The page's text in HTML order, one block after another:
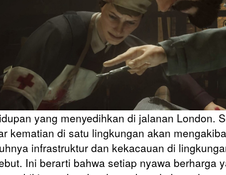
yang menyedihkan di jalanan London.
kematian di satu lingkungan akan
infrastruktur dan kekacauan di
Ini berarti bahwa setiap nyawa berharga